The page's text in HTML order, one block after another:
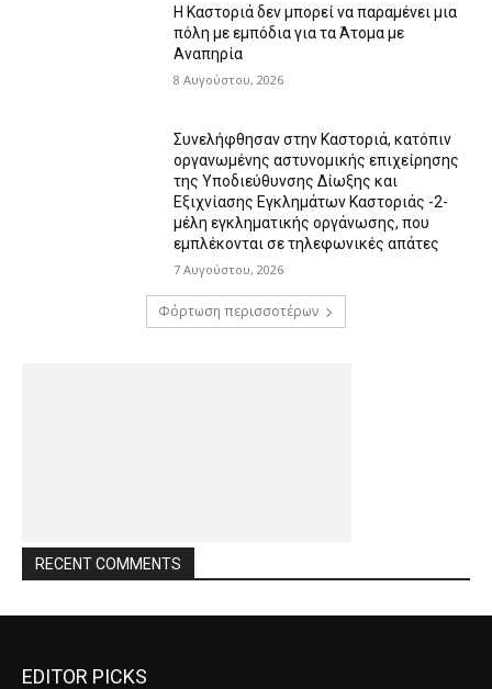
Η Καστοριά δεν μπορεί να παραμένει μια
πόλη με εμπόδια για τα Άτομα με
Αναπηρία
8 Αυγούστου, 2026
Συνελήφθησαν στην Καστοριά, κατόπιν
οργανωμένης αστυνομικής επιχείρησης
της Υποδιεύθυνσης Δίωξης και
Εξιχνίασης Εγκλημάτων Καστοριάς -2-
μέλη εγκληματικής οργάνωσης, που
εμπλέκονται σε τηλεφωνικές απάτες
7 Αυγούστου, 2026
Φόρτωση περισσοτέρων
RECENT COMMENTS
EDITOR PICKS